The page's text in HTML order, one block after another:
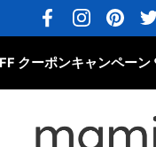
コンテンツへスキップ
FacebookInstagram
ンキャンペーン ♡ 詳し